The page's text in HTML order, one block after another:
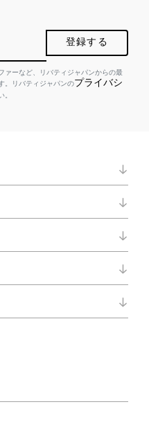
登録する
ァーなど、リバティジャパンからの最
。リバティジャパンのプライバシ